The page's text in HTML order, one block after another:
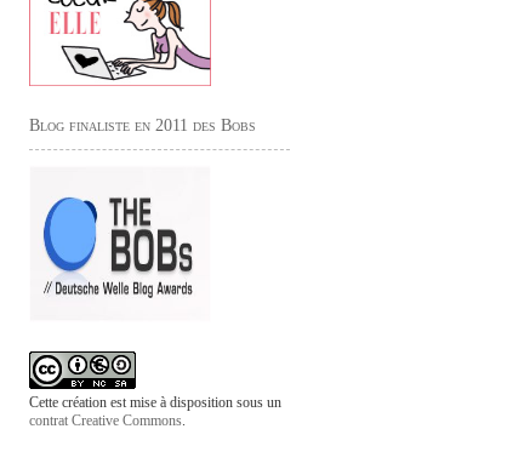
Blog finaliste en 2011 des Bobs
Cette création est mise à disposition sous un
contrat Creative Commons.